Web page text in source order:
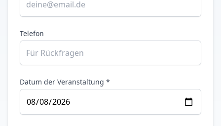
Telefon
Datum der Veranstaltung *